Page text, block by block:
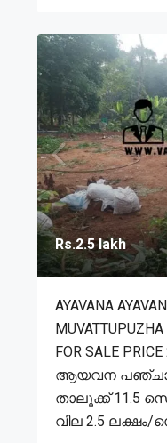
Rs.2.5 lakh
AYAVANA
FOR SALE
ആയവന
താലൂക്ക് 11.5
വില 2.5